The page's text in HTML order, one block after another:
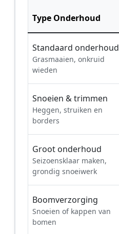
Type Onderhoud
Standaard onderhoud
Grasmaaien, onkruid
wieden
Snoeien & trimmen
Heggen, struiken en
borders
Groot onderhoud
Seizoensklaar maken,
grondig snoeiwerk
Boomverzorging
Snoeien of kappen van
bomen